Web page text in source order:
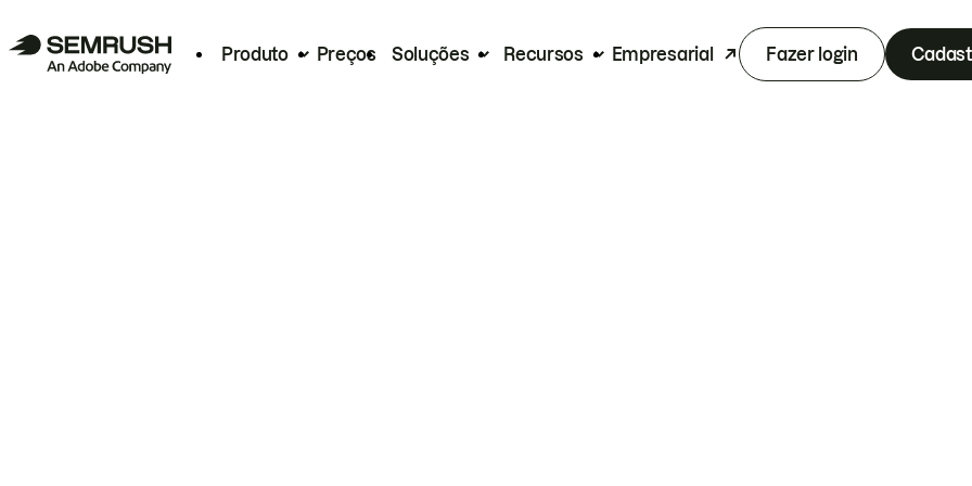
Produto Preços Soluções Recursos Empresarial Fazer login